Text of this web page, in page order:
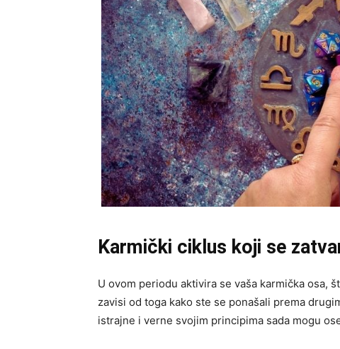
Karmički ciklus koji se
U ovom periodu aktivira se vaša karmička osa,
zavisi od toga kako ste se ponašali prema
istrajne i verne svojim principima sada mogu